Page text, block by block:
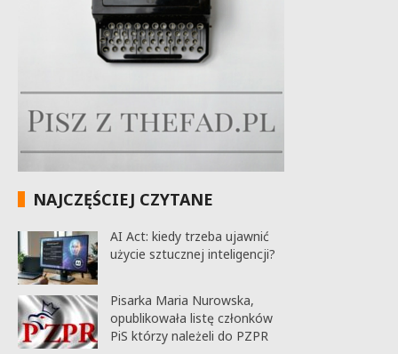
NAJCZĘŚCIEJ CZYTANE
AI Act: kiedy trzeba ujawnić
użycie sztucznej inteligencji?
Pisarka Maria Nurowska,
opublikowała listę członków
PiS którzy należeli do PZPR